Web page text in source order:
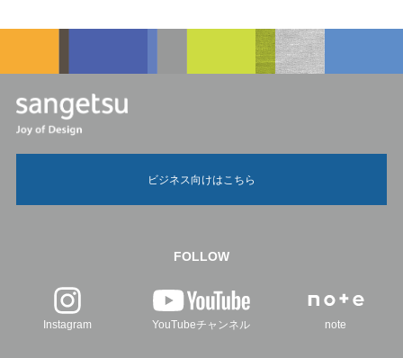
ビジネス向けはこちら
FOLLOW
Instagram YouTubeチャンネル note